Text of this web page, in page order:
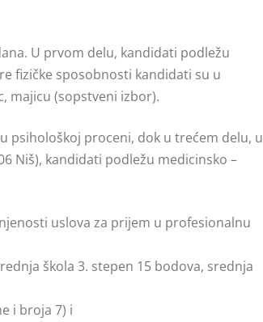
U prvom delu, kandidati podležu
fizičke sposobnosti kandidati su u
majicu (sopstveni izbor).
psihološkoj proceni, dok u trećem delu, u
Niš), kandidati podležu medicinsko –
uslova za prijem u profesionalnu
škola 3. stepen 15 bodova, srednja
i broja 7) i